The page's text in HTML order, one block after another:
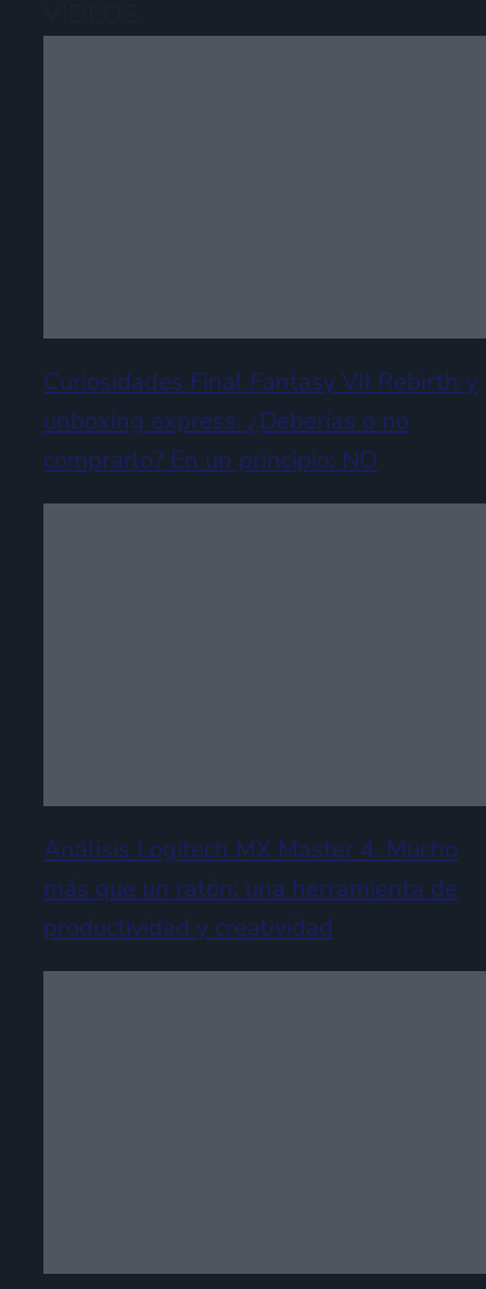
Curiosidades Final Fantasy VII Rebirth y
unboxing express. ¿Deberías o no
comprarlo? En un principio: NO
Análisis Logitech MX Master 4. Mucho
más que un ratón: una herramienta de
productividad y creatividad